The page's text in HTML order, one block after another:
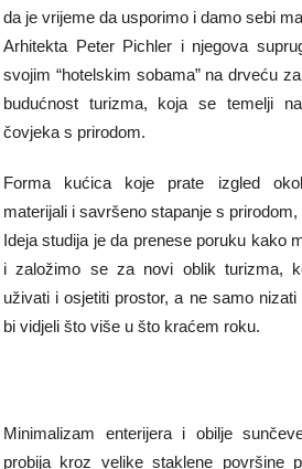
da je vrijeme da usporimo i damo sebi
Arhitekta Peter Pichler i njegova
svojim “hotelskim sobama” na drveću
budućnost turizma, koja se temelji
čovjeka s prirodom.
Forma kućica koje prate izgled
materijali i savršeno stapanje s prirodom,
Ideja studija je da prenese poruku kako
i založimo se za novi oblik turizma,
uživati i osjetiti prostor, a ne samo
bi vidjeli što više u što kraćem roku.
Minimalizam enterijera i obilje
probija kroz velike staklene površine